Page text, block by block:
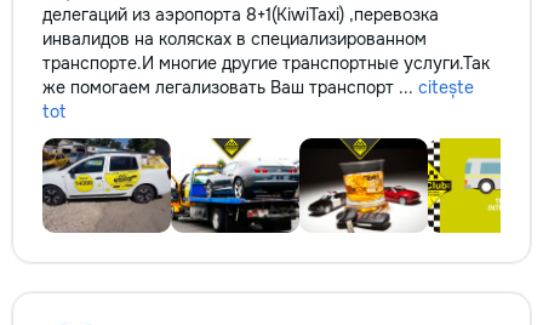
делегаций из аэропорта 8+1(KiwiTaxi) ,перевозка
инвалидов на колясках в специализированном
транспорте.И многие другие транспортные услуги.Так
же помогаем легализовать Ваш транспорт ... citește
tot